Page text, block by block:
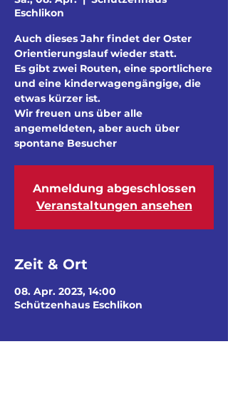
Eschlikon
Auch dieses Jahr findet der Oster
Orientierungslauf wieder statt.
Es gibt zwei Routen, eine sportlichere
und eine kinderwagengängige, die
etwas kürzer ist.
Wir freuen uns über alle
angemeldeten, aber auch über
spontane Besucher
Anmeldung abgeschlossen
Veranstaltungen ansehen
Zeit & Ort
08. Apr. 2023, 14:00
Schützenhaus Eschlikon
Gäste